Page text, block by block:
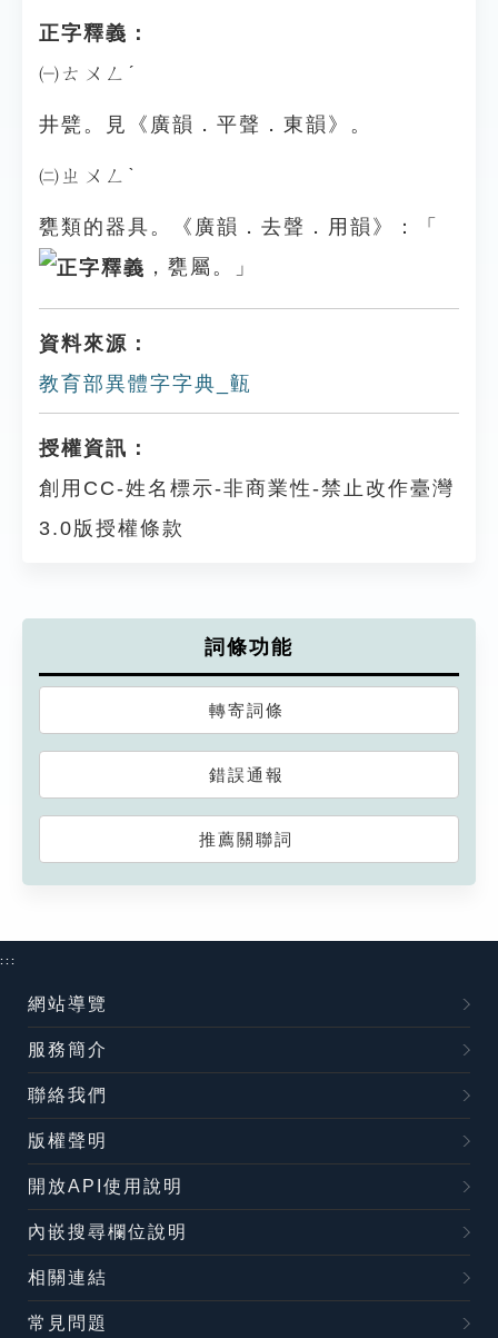
正字釋義：
㈠ㄊㄨㄥˊ
井甓。見《廣韻．平聲．東韻》。
㈡ㄓㄨㄥˋ
甕類的器具。《廣韻．去聲．用韻》：「
，甕屬。」
資料來源：
教育部異體字字典_㼿
授權資訊：
創用CC-姓名標示-非商業性-禁止改作臺灣
3.0版授權條款
詞條功能
轉寄詞條
錯誤通報
推薦關聯詞
:::
網站導覽
服務簡介
聯絡我們
版權聲明
開放API使用說明
內嵌搜尋欄位說明
相關連結
常見問題